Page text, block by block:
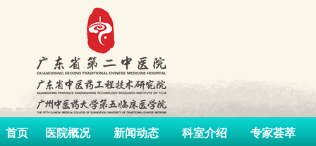
首页 医院概况 新闻动态 科室介绍 专家荟萃